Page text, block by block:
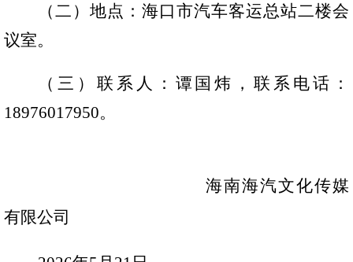
（二）地点：海口市汽车客运总站二楼会
议室。
（三）联系人：谭国炜，联系电话：
18976017950。
海南海汽文化传媒
有限公司